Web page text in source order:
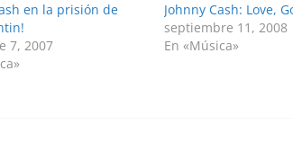
en la prisión de
7, 2007
Johnny Cash: Love,
septiembre 11, 2008
En «Música»